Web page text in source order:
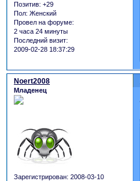
Позитив: +29
Пол: Женский
Провел на форуме:
2 часа 24 минуты
Последний визит:
2009-02-28 18:37:29
Noert2008
Младенец
Зарегистрирован: 2008-03-10